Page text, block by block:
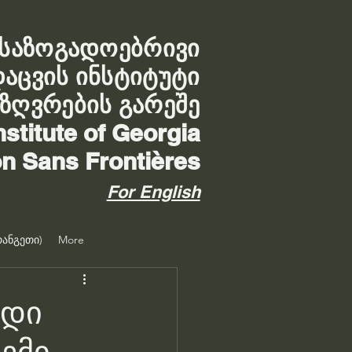
ინსტიტუტი
გარეშე
of Georgia
Sans Frontières
For English
More